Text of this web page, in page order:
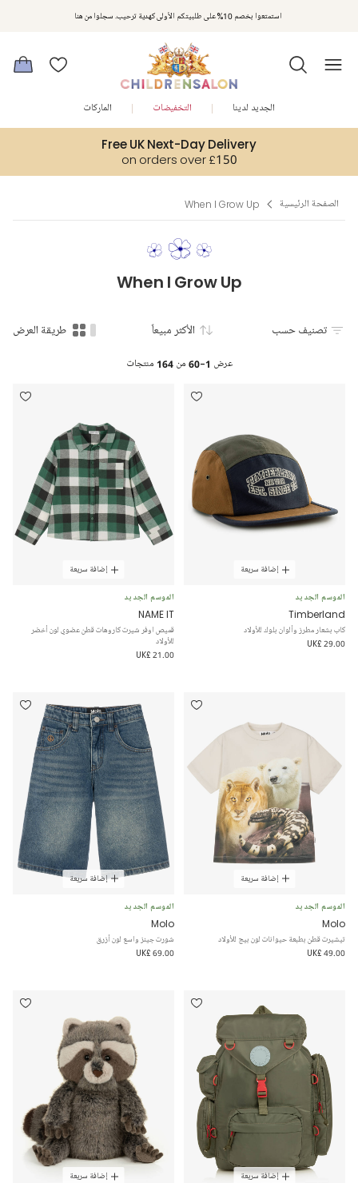
استمتعوا بخصم 10% على طلبيتكم الأولى كهدية ترحيب. سجلوا من هنا
مكافآت تشلدرن صالون | اجمعوا النقاط مع كل عملية شراء لتحصلوا على هدايا حصرية وعروض مصممة خصيصا لتلبي
متطلباتكم
Free UK Next-Day Delivery
on orders over £150
الجديد لدينا التخفيضات الماركات
الصفحة الرئيسية When I Grow Up
When I Grow Up
تصنيف حسب الأكثر مبيعاً طريقة العرض
عرض 1-60 من164 منتجات
إضافة سريعة
الموسم الجديد
Timberland
كاب بشعار مطرز وألوان بلوك للأولاد
UK£ 29.00
إضافة سريعة
الموسم الجديد
NAME IT
قميص اوفر شيرت كاروهات قطن عضوي لون أخضر
للأولاد
UK£ 21.00
إضافة سريعة
الموسم الجديد
Molo
تيشيرت قطن بطبعة حيوانات لون بيج للأولاد
UK£ 49.00
إضافة سريعة
الموسم الجديد
Molo
شورت جينز واسع لون أزرق
UK£ 69.00
إضافة سريعة إضافة سريعة